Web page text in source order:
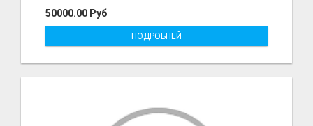
50000.00 Руб
ПОДРОБНЕЙ